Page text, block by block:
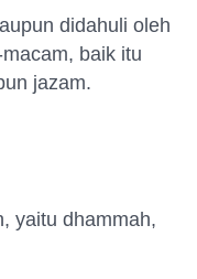
didahuli oleh
baik itu
jazam.
yaitu dhammah,